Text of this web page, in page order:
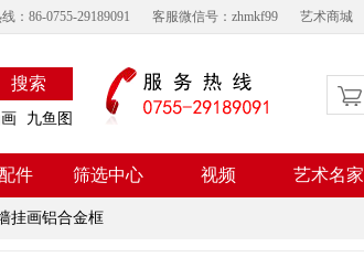
：86-0755-29189091 客服微信号：zhmkf99 艺术商城
搜索
九鱼图
件 筛选中心 视频 艺术名家
挂画铝合金框